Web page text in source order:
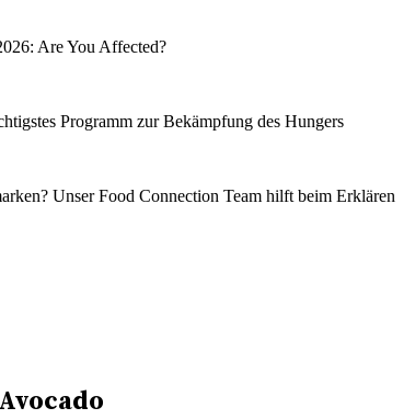
Are You Affected?
Programm zur Bekämpfung des Hungers
Unser Food Connection Team hilft beim Erklären